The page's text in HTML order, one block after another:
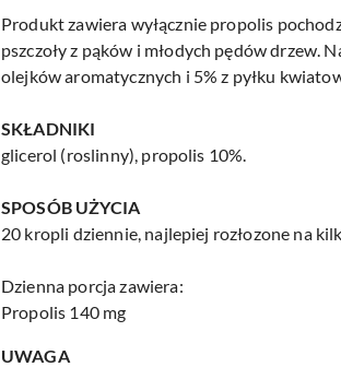
Produkt zawiera wyłącznie propolis
pszczoły z pąków i młodych pędów drzew.
olejków aromatycznych i 5% z pyłku
SKŁADNIKI
glicerol (roslinny), propolis 10%.
SPOSÓB UŻYCIA
20 kropli dziennie, najlepiej rozłozone na
Dzienna porcja zawiera:
Propolis 140 mg
UWAGA